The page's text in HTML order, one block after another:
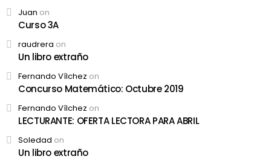
Juan on
Curso 3A
raudrera on
Un libro extraño
Fernando Vílchez on
Concurso Matemático: Octubre 2019
Fernando Vílchez on
LECTURANTE: OFERTA LECTORA PARA ABRIL
Soledad on
Un libro extraño